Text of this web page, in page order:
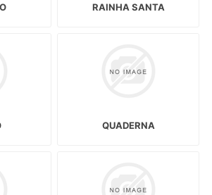
RAINHA SANTA
QUADERNA